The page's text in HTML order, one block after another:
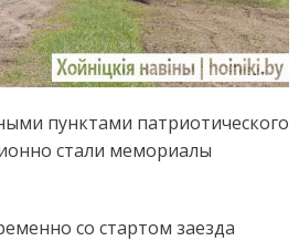
пунктами патриотического
стали мемориалы
со стартом заезда